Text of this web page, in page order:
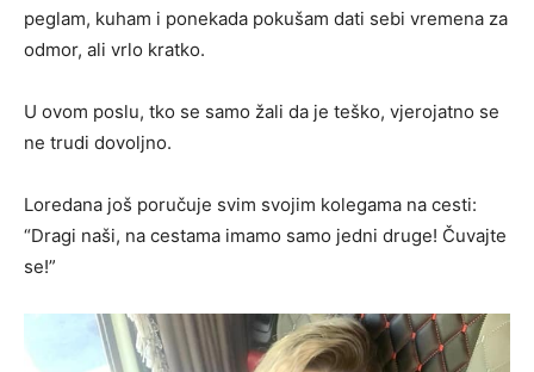
peglam, kuham i ponekada pokušam dati sebi vremena za
odmor, ali vrlo kratko.
U ovom poslu, tko se samo žali da je teško, vjerojatno se
ne trudi dovoljno.
Loredana još poručuje svim svojim kolegama na cesti:
“Dragi naši, na cestama imamo samo jedni druge! Čuvajte
se!”